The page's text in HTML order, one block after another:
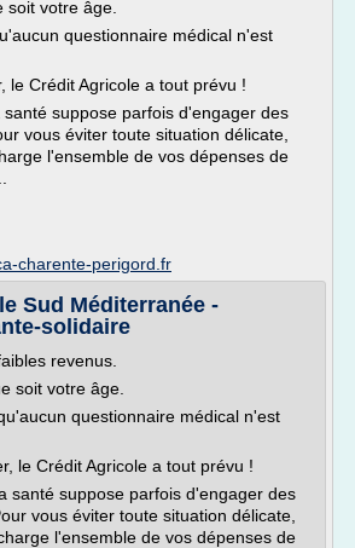
soit votre âge.
questionnaire médical n'est
le Crédit Agricole a tout prévu !
suppose parfois d'engager des
vous éviter toute situation délicate,
l'ensemble de vos dépenses de
charente-perigord.fr
Sud Méditerranée -
solidaire
revenus.
soit votre âge.
questionnaire médical n'est
le Crédit Agricole a tout prévu !
santé suppose parfois d'engager des
vous éviter toute situation délicate,
l'ensemble de vos dépenses de